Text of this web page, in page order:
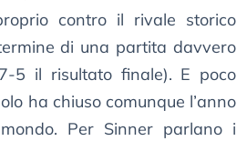
contro il rivale storico
di una partita davvero
5 il risultato finale). E poco
ha chiuso comunque l’anno
Per Sinner parlano i